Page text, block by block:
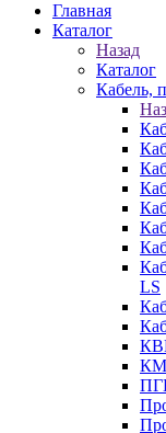
Главная
Каталог
Назад
Каталог
Кабель,
LS